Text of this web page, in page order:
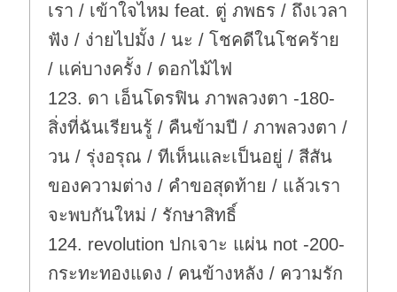
เรา / เข้าใจไหม feat. ตู่ ภพธร / ถึงเวลา
ฟัง / ง่ายไปมั้ง / นะ / โชคดีในโชคร้าย
/ แค่บางครั้ง / ดอกไม้ไฟ
123. ดา เอ็นโดรฟิน ภาพลวงตา -180-
สิ่งที่ฉันเรียนรู้ / คืนข้ามปี / ภาพลวงตา /
วน / รุ่งอรุณ / ทีเห็นและเป็นอยู่ / สีสัน
ของความต่าง / คำขอสุดท้าย / แล้วเรา
จะพบกันใหม่ / รักษาสิทธิ์
124. revolution ปกเจาะ แผ่น not -200-
กระทะทองแดง / คนข้างหลัง / ความรัก